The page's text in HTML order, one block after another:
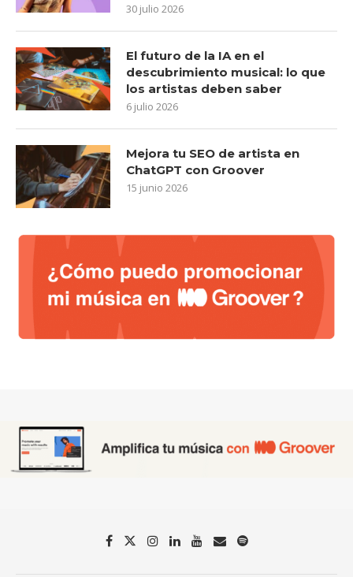
30 julio 2026
El futuro de la IA en el
descubrimiento musical: lo que
los artistas deben saber
6 julio 2026
Mejora tu SEO de artista en
ChatGPT con Groover
15 junio 2026